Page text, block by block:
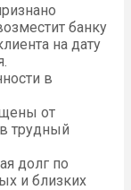
банку
на дату
в
от
трудный
долг по
и близких